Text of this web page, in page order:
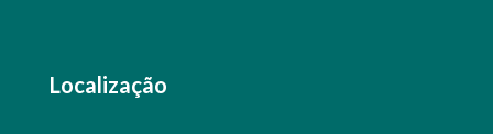
Localização